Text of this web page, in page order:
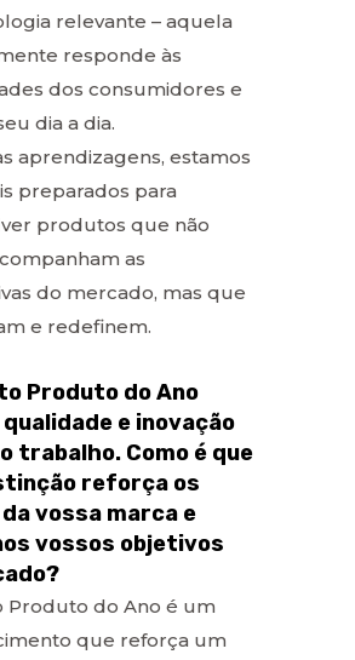
relevante – aquela
responde às
dos consumidores e
dia a dia.
aprendizagens, estamos
preparados para
produtos que não
as
do mercado, mas que
e redefinem.
Produto do Ano
e inovação
trabalho. Como é que
reforça os
vossa marca e
vossos objetivos
Produto do Ano é um
que reforça um